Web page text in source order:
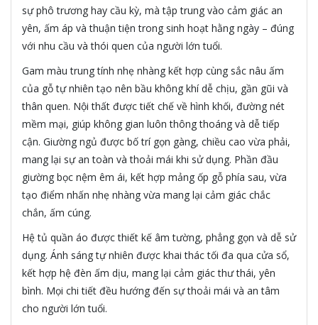
sự phô trương hay cầu kỳ, mà tập trung vào cảm giác an
yên, ấm áp và thuận tiện trong sinh hoạt hằng ngày – đúng
với nhu cầu và thói quen của người lớn tuổi.
Gam màu trung tính nhẹ nhàng kết hợp cùng sắc nâu ấm
của gỗ tự nhiên tạo nên bầu không khí dễ chịu, gần gũi và
thân quen. Nội thất được tiết chế về hình khối, đường nét
mềm mại, giúp không gian luôn thông thoáng và dễ tiếp
cận. Giường ngủ được bố trí gọn gàng, chiều cao vừa phải,
mang lại sự an toàn và thoải mái khi sử dụng. Phần đầu
giường bọc nệm êm ái, kết hợp mảng ốp gỗ phía sau, vừa
tạo điểm nhấn nhẹ nhàng vừa mang lại cảm giác chắc
chắn, ấm cúng.
Hệ tủ quần áo được thiết kế âm tường, phẳng gọn và dễ sử
dụng. Ánh sáng tự nhiên được khai thác tối đa qua cửa sổ,
kết hợp hệ đèn ấm dịu, mang lại cảm giác thư thái, yên
bình. Mọi chi tiết đều hướng đến sự thoải mái và an tâm
cho người lớn tuổi.